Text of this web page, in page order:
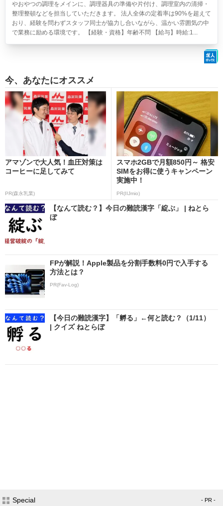
やおやつの調理をメインに、調理器具の準備や片付け、調理室内の清掃・
整理整頓などを担当していただきます。 法人全体の定着率は90%を超えて
おり、経験を問わずスタッフ同士が協力し合いながら、温かい雰囲気の中
で業務に励める環境です。 【経験・資格】年齢不問 【給与】時給:1...
今、あなたにオススメ
アマゾンで大人気！血圧対策は
コーヒーに足してみて
PR(森永乳業)
スマホ2GBで月額850円～ 格安
SIMをお得に使うキャンペーン
実施中！
PR(IIJmio)
【なんて読む？】今日の難読漢字「綻ぶ」 | ねとら
ぼ
FPが解説！Apple製品を分割手数料0円で入手する
方法とは？
PR(Fav-Log)
【今日の難読漢字】「孵る」←何と読む？（1/11）
| クイズ ねとらぼ
Special - PR -